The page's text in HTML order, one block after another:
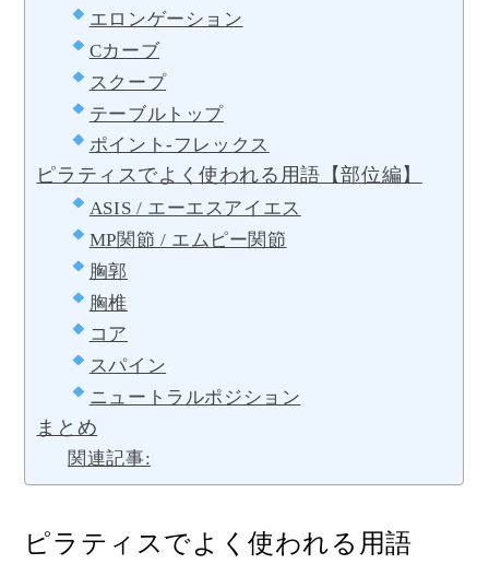
エロンゲーション
Cカーブ
スクープ
テーブルトップ
ポイント-フレックス
ピラティスでよく使われる用語【部位編】
ASIS / エーエスアイエス
MP関節 / エムピー関節
胸郭
胸椎
コア
スパイン
ニュートラルポジション
まとめ
関連記事:
ピラティスでよく使われる用語